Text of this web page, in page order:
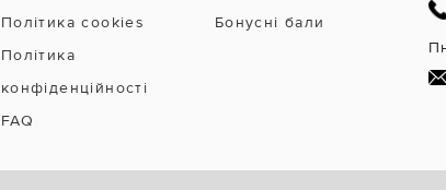
Політика cookies
Політика
конфіденційності
FAQ
Бонусні бали